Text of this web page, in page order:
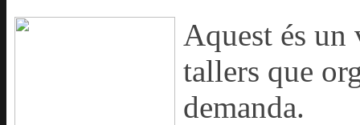
Aquest és un
tallers que
demanda.